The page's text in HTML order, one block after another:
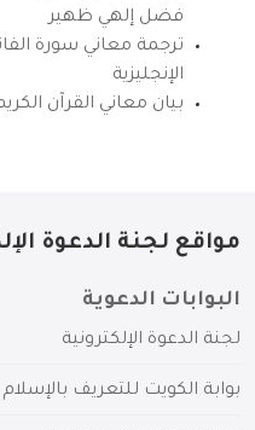
فضل إلهي ظهير
ترجمة معاني سورة
الإنجليزية
بيان معاني القرآن
مواقع لجنة الدعوة
البوابات الدعوية
لجنة الدعوة الإلكترونية
بوابة الكويت للتعريف بالإسلام